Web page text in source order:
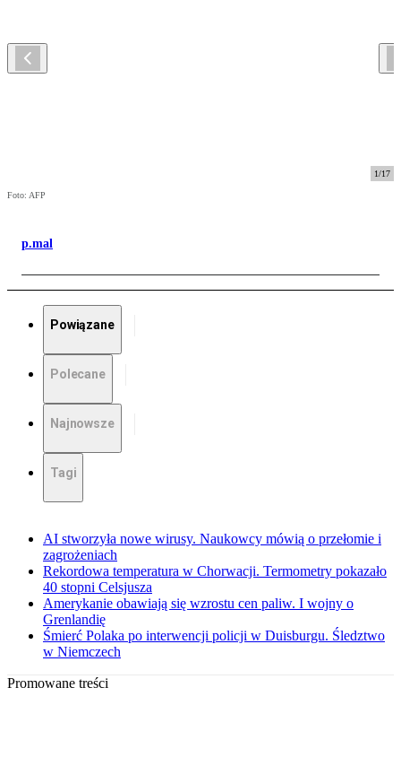
1/17
Foto: AFP
p.mal
Powiązane
Polecane
Najnowsze
Tagi
AI stworzyła nowe wirusy. Naukowcy mówią o przełomie i
zagrożeniach
Rekordowa temperatura w Chorwacji. Termometry pokazało
40 stopni Celsjusza
Amerykanie obawiają się wzrostu cen paliw. I wojny o
Grenlandię
Śmierć Polaka po interwencji policji w Duisburgu. Śledztwo
w Niemczech
Promowane treści